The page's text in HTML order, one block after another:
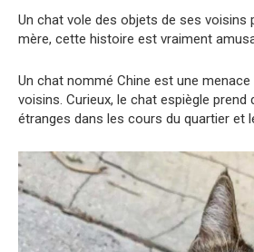
Un chat vole des objets de ses
mère, cette histoire est vraiment
Un chat nommé Chine est une
voisins. Curieux, le chat espiègle
étranges dans les cours du quartier et